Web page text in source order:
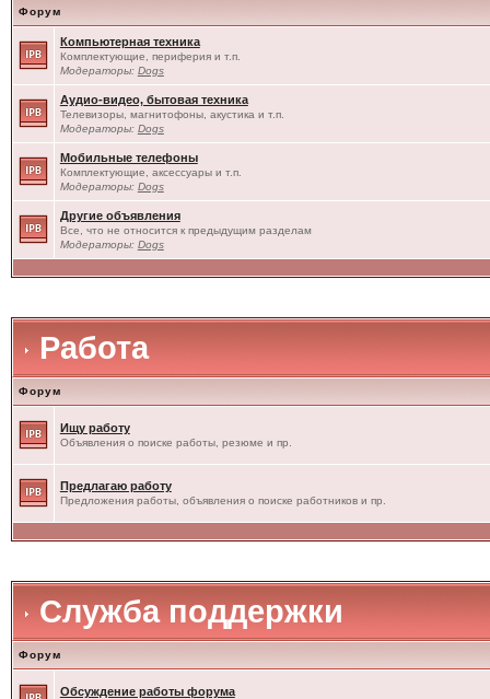
Форум
Компьютерная техника
Комплектующие, периферия и т.п.
Модераторы: Dogs
Аудио-видео, бытовая техника
Телевизоры, магнитофоны, акустика и т.п.
Модераторы: Dogs
Мобильные телефоны
Комплектующие, аксессуары и т.п.
Модераторы: Dogs
Другие объявления
Все, что не относится к предыдущим разделам
Модераторы: Dogs
Работа
Форум
Ищу работу
Объявления о поиске работы, резюме и пр.
Предлагаю работу
Предложения работы, объявления о поиске работников и пр.
Служба поддержки
Форум
Обсуждение работы форума